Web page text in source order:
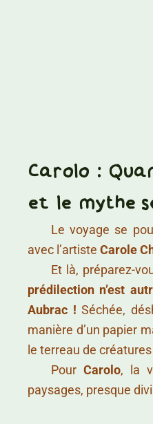
Carolo :
et le mythe
Le voyage se
avec l’artiste Carole
Et là, préparez-
prédilection n’est
Aubrac ! Séchée,
manière d’un papier
le terreau de
Pour Carolo, la
paysages, presque